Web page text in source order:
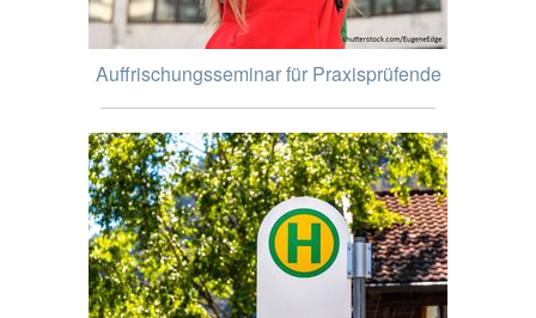
Auffrischungsseminar für Praxisprüfende